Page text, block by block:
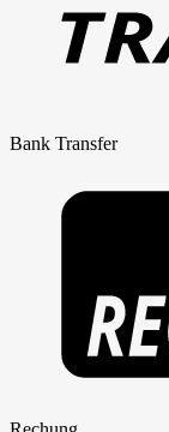
Bank Transfer